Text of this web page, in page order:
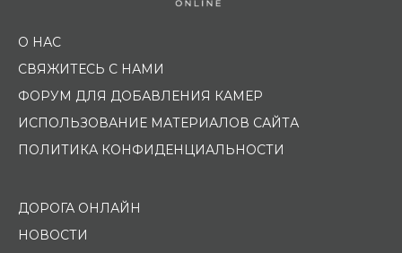
О НАС
СВЯЖИТЕСЬ С НАМИ
ФОРУМ ДЛЯ ДОБАВЛЕНИЯ КАМЕР
ИСПОЛЬЗОВАНИЕ МАТЕРИАЛОВ САЙТА
ПОЛИТИКА КОНФИДЕНЦИАЛЬНОСТИ
ДОРОГА ОНЛАЙН
НОВОСТИ